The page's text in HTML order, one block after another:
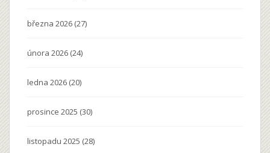
března 2026 (27)
února 2026 (24)
ledna 2026 (20)
prosince 2025 (30)
listopadu 2025 (28)